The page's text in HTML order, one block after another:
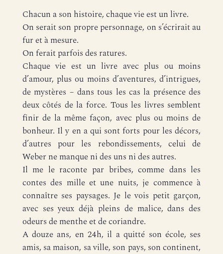
Chacun a son histoire, chaque vie est un livre.
On serait son propre personnage, on s’écrirait au
fur et à mesure.
On ferait parfois des ratures.
Chaque vie est un livre avec plus ou moins
d’amour, plus ou moins d’aventures, d’intrigues,
de mystères – dans tous les cas la présence des
deux côtés de la force. Tous les livres semblent
finir de la même façon, avec plus ou moins de
bonheur. Il y en a qui sont forts pour les décors,
d’autres pour les rebondissements, celui de
Weber ne manque ni des uns ni des autres.
Il me le raconte par bribes, comme dans les
contes des mille et une nuits, je commence à
connaître ses paysages. Je le vois petit garçon,
avec ses yeux déjà pleins de malice, dans des
odeurs de menthe et de coriandre.
A douze ans, en 24h, il a quitté son école, ses
amis, sa maison, sa ville, son pays, son continent,